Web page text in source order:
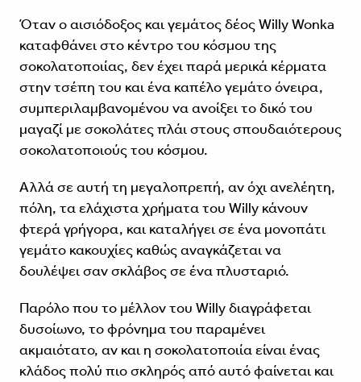
Όταν ο αισιόδοξος και γεμάτος δέος Willy Wonka
καταφθάνει στο κέντρο του κόσμου της
σοκολατοποιίας, δεν έχει παρά μερικά κέρματα
στην τσέπη του και ένα καπέλο γεμάτο όνειρα,
συμπεριλαμβανομένου να ανοίξει το δικό του
μαγαζί με σοκολάτες πλάι στους σπουδαιότερους
σοκολατοποιούς του κόσμου.
Αλλά σε αυτή τη μεγαλοπρεπή, αν όχι ανελέητη,
πόλη, τα ελάχιστα χρήματα του Willy κάνουν
φτερά γρήγορα, και καταλήγει σε ένα μονοπάτι
γεμάτο κακουχίες καθώς αναγκάζεται να
δουλέψει σαν σκλάβος σε ένα πλυσταριό.
Παρόλο που το μέλλον του Willy διαγράφεται
δυσοίωνο, το φρόνημα του παραμένει
ακμαιότατο, αν και η σοκολατοποιία είναι ένας
κλάδος πολύ πιο σκληρός από αυτό φαίνεται και